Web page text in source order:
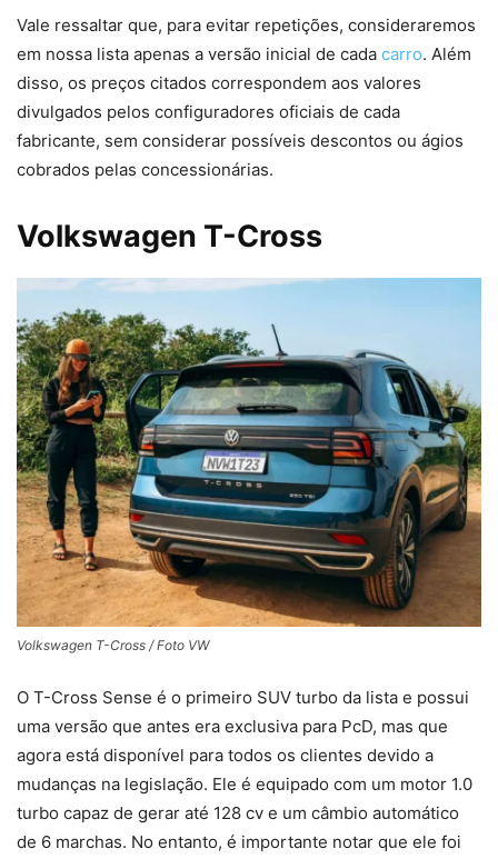
Vale ressaltar que, para evitar repetições, consideraremos
em nossa lista apenas a versão inicial de cada carro. Além
disso, os preços citados correspondem aos valores
divulgados pelos configuradores oficiais de cada
fabricante, sem considerar possíveis descontos ou ágios
cobrados pelas concessionárias.
Volkswagen T-Cross
Volkswagen T-Cross / Foto VW
O T-Cross Sense é o primeiro SUV turbo da lista e possui
uma versão que antes era exclusiva para PcD, mas que
agora está disponível para todos os clientes devido a
mudanças na legislação. Ele é equipado com um motor 1.0
turbo capaz de gerar até 128 cv e um câmbio automático
de 6 marchas. No entanto, é importante notar que ele foi